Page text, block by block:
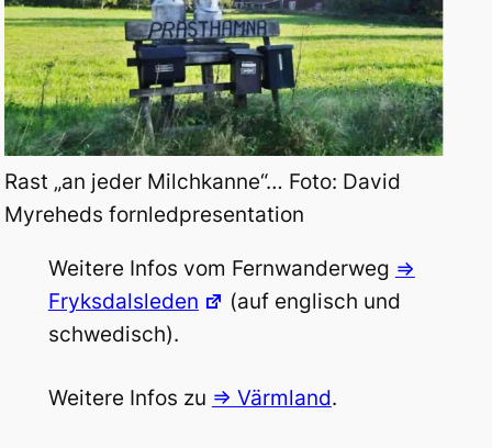
Rast „an jeder Milchkanne“… Foto: David
Myreheds fornledpresentation
Weitere Infos vom Fernwanderweg =>
Fryksdalsleden
(auf englisch und
schwedisch).
Weitere Infos zu => Värmland.